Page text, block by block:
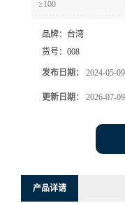
式
≥100
品牌： 台湾
货号： 008
发布日期： 2024-05-09
更新日期： 2026-07-09
产品详请